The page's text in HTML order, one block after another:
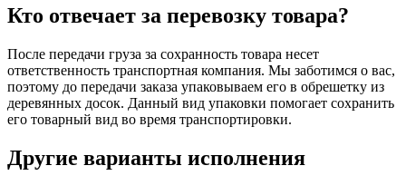
Кто отвечает за перевозку товара?
После передачи груза за сохранность товара несет
ответственность транспортная компания. Мы заботимся о вас,
поэтому до передачи заказа упаковываем его в обрешетку из
деревянных досок. Данный вид упаковки помогает сохранить
его товарный вид во время транспортировки.
Другие варианты исполнения